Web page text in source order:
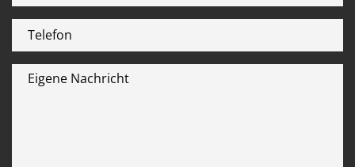
Telefon
Eigene Nachricht